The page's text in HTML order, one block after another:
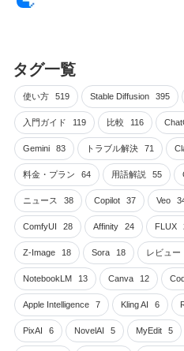
タグ一覧
使い方 519 Stable Diffusion 395
入門ガイド 119 比較 116
Gemini 83 トラブル解決 71
料金・プラン 64 用語解説 55
ニュース 38 Copilot 37 Veo
ComfyUI 28 Affinity 24 FLUX
Z-Image 18 Sora 18 レビュー
NotebookLM 13 Canva 12
Apple Intelligence 7 Kling AI 6
PixAI 6 NovelAI 5 MyEdit 5